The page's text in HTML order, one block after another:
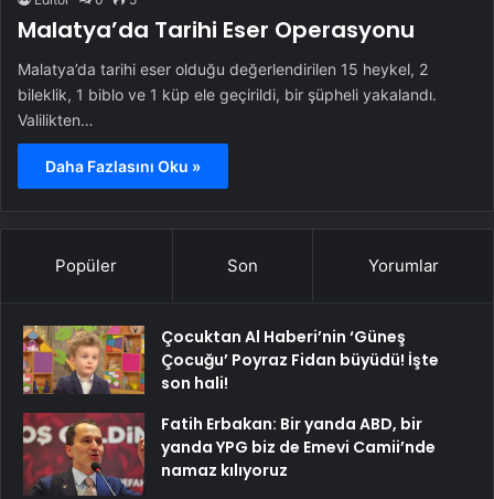
Malatya’da Tarihi Eser Operasyonu
Malatya’da tarihi eser olduğu değerlendirilen 15 heykel, 2
bileklik, 1 biblo ve 1 küp ele geçirildi, bir şüpheli yakalandı.
Valilikten…
Daha Fazlasını Oku »
Popüler Son Yorumlar
Çocuktan Al Haberi’nin ‘Güneş
Çocuğu’ Poyraz Fidan büyüdü! İşte
son hali!
Fatih Erbakan: Bir yanda ABD, bir
yanda YPG biz de Emevi Camii’nde
namaz kılıyoruz